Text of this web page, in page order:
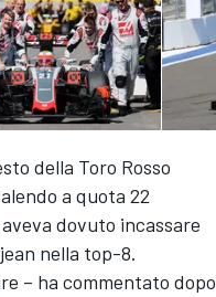
della Toro Rosso
a quota 22
dovuto incassare
nella top-8.
– ha commentato dopo